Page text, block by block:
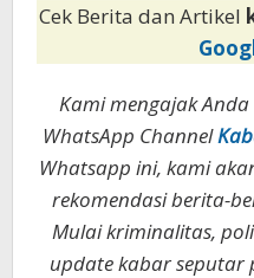
Cek Berita dan Artikel
Kami mengajak
WhatsApp Channel
Whatsapp ini, kami
rekomendasi berita-
Mulai kriminalitas,
update kabar